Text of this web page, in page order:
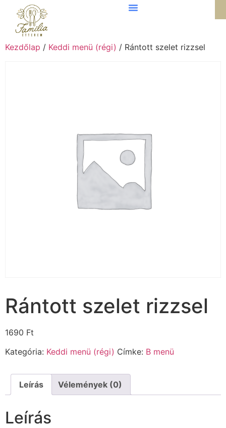
Kezdőlap / Keddi menü (régi) / Rántott szelet rizzsel
Rántott szelet rizzsel
1690 Ft
Kategória: Keddi menü (régi) Címke: B menü
Leírás Vélemények (0)
Leírás